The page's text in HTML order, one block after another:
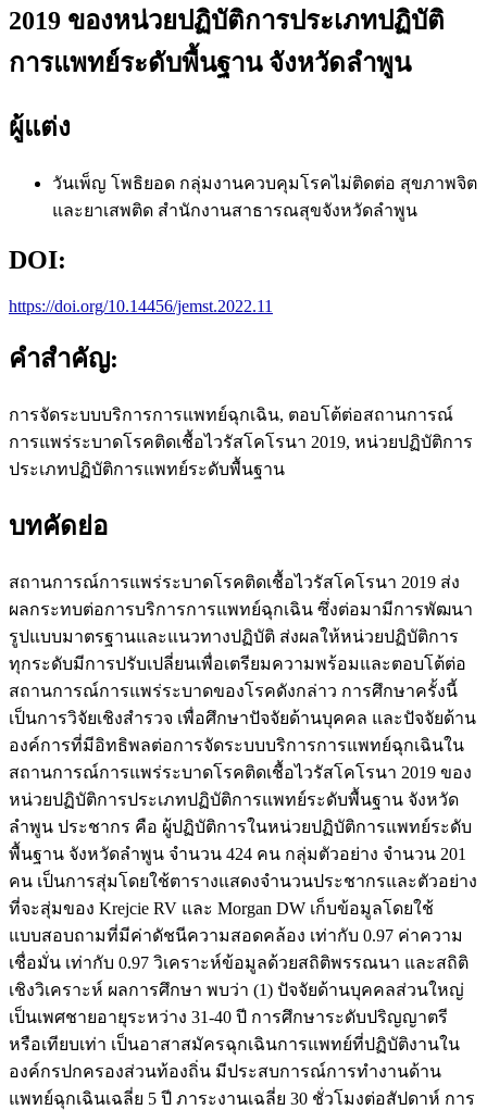
2019 ของหน่วยปฏิบัติการประเภทปฏิบัติ
การแพทย์ระดับพื้นฐาน จังหวัดลำพูน
ผู้แต่ง
วันเพ็ญ โพธิยอด กลุ่มงานควบคุมโรคไม่ติดต่อ สุขภาพจิต
และยาเสพติด สำนักงานสาธารณสุขจังหวัดลำพูน
DOI:
https://doi.org/10.14456/jemst.2022.11
คำสำคัญ:
การจัดระบบบริการการแพทย์ฉุกเฉิน, ตอบโต้ต่อสถานการณ์
การแพร่ระบาดโรคติดเชื้อไวรัสโคโรนา 2019, หน่วยปฏิบัติการ
ประเภทปฏิบัติการแพทย์ระดับพื้นฐาน
บทคัดย่อ
สถานการณ์การแพร่ระบาดโรคติดเชื้อไวรัสโคโรนา 2019 ส่ง
ผลกระทบต่อการบริการการแพทย์ฉุกเฉิน ซึ่งต่อมามีการพัฒนา
รูปแบบมาตรฐานและแนวทางปฏิบัติ ส่งผลให้หน่วยปฏิบัติการ
ทุกระดับมีการปรับเปลี่ยนเพื่อเตรียมความพร้อมและตอบโต้ต่อ
สถานการณ์การแพร่ระบาดของโรคดังกล่าว การศึกษาครั้งนี้
เป็นการวิจัยเชิงสำรวจ เพื่อศึกษาปัจจัยด้านบุคคล และปัจจัยด้าน
องค์การที่มีอิทธิพลต่อการจัดระบบบริการการแพทย์ฉุกเฉินใน
สถานการณ์การแพร่ระบาดโรคติดเชื้อไวรัสโคโรนา 2019 ของ
หน่วยปฏิบัติการประเภทปฏิบัติการแพทย์ระดับพื้นฐาน จังหวัด
ลำพูน ประชากร คือ ผู้ปฏิบัติการในหน่วยปฏิบัติการแพทย์ระดับ
พื้นฐาน จังหวัดลำพูน จำนวน 424 คน กลุ่มตัวอย่าง จำนวน 201
คน เป็นการสุ่มโดยใช้ตารางแสดงจำนวนประชากรและตัวอย่าง
ที่จะสุ่มของ Krejcie RV และ Morgan DW เก็บข้อมูลโดยใช้
แบบสอบถามที่มีค่าดัชนีความสอดคล้อง เท่ากับ 0.97 ค่าความ
เชื่อมั่น เท่ากับ 0.97 วิเคราะห์ข้อมูลด้วยสถิติพรรณนา และสถิติ
เชิงวิเคราะห์ ผลการศึกษา พบว่า (1) ปัจจัยด้านบุคคลส่วนใหญ่
เป็นเพศชายอายุระหว่าง 31-40 ปี การศึกษาระดับปริญญาตรี
หรือเทียบเท่า เป็นอาสาสมัครฉุกเฉินการแพทย์ที่ปฏิบัติงานใน
องค์กรปกครองส่วนท้องถิ่น มีประสบการณ์การทำงานด้าน
แพทย์ฉุกเฉินเฉลี่ย 5 ปี ภาระงานเฉลี่ย 30 ชั่วโมงต่อสัปดาห์ การ